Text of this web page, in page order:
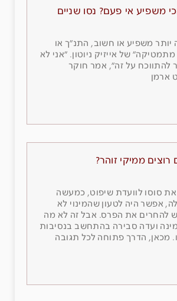
משפיע אי פעם? נסו שניים
יותר משפיע או חשוב, התנ״ך או
של אייזיק ניוטון. ״אני לא
על זה״, אמר חוקר
ארמן
ממיקי זוהר?
את סוסו לוועדת שיפוט, כמעשה
אפשר היה לטעון שהמינוי לא
יש להחרים את הפרס. אבל זה לא מה
ועדה סבירה בהתחשב בנסיבות
מכאן, הדרך פתוחה לכל תגובה